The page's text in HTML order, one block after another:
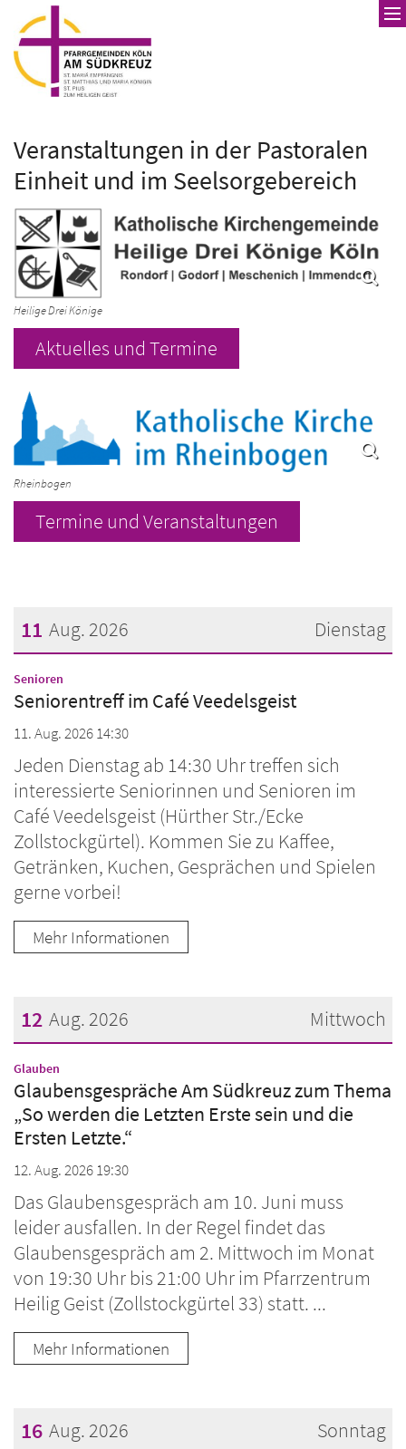
Zum Inhalt springen
Veranstaltungen in der Pastoralen
Einheit und im Seelsorgebereich
Heilige Drei Könige
Aktuelles und Termine
Rheinbogen
Termine und Veranstaltungen
Dienstag
11 Aug. 2026
Datum: 11. August 2026
Senioren
Seniorentreff im Café Veedelsgeist
11. Aug. 2026 14:30
Jeden Dienstag ab 14:30 Uhr treffen sich
interessierte Seniorinnen und Senioren im
Café Veedelsgeist (Hürther Str./Ecke
Zollstockgürtel). Kommen Sie zu Kaffee,
Getränken, Kuchen, Gesprächen und Spielen
gerne vorbei!
Mehr Informationen
Mittwoch
12 Aug. 2026
Datum: 12. August 2026
Glauben
Glaubensgespräche Am Südkreuz zum Thema
„So werden die Letzten Erste sein und die
Ersten Letzte.“
12. Aug. 2026 19:30
Das Glaubensgespräch am 10. Juni muss
leider ausfallen. In der Regel findet das
Glaubensgespräch am 2. Mittwoch im Monat
von 19:30 Uhr bis 21:00 Uhr im Pfarrzentrum
Heilig Geist (Zollstockgürtel 33) statt. ...
Mehr Informationen
Sonntag
16 Aug. 2026